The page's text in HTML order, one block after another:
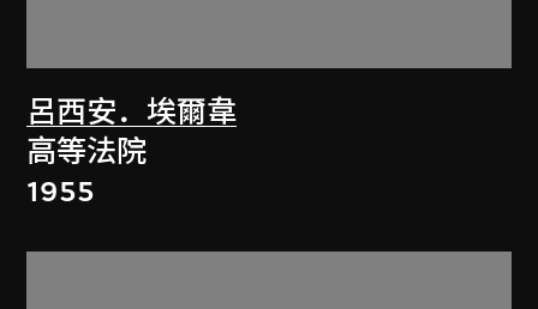
呂西安．埃爾韋
高等法院
1955